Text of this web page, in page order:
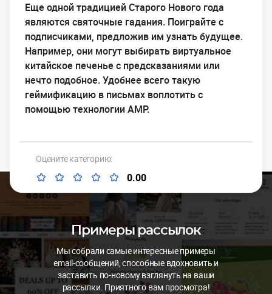
Еще одной традицией Старого Нового года
являются святочные гадания. Поиграйте с
подписчиками, предложив им узнать будущее.
Например, они могут выбирать виртуальное
китайское печенье с предсказаниями или
нечто подобное. Удобнее всего такую
геймификацию в письмах воплотить с
помощью технологии АМР.
Оцените категорию:
0.00
Примеры рассылок
Мы собрали самые интересные примеры
email-сообщений, способные вдохновить и
заставить по-новому взглянуть на ваши
рассылки. Приятного вам просмотра!